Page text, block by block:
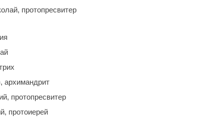
протопресвитер
архимандрит
протопресвитер
протоиерей